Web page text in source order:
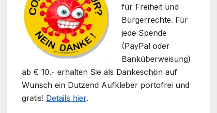
für Freiheit und
Bürgerrechte. Für
jede Spende
(PayPal oder
Banküberweisung)
ab € 10.- erhalten Sie als Dankeschön auf
Wunsch ein Dutzend Aufkleber portofrei und
gratis! Details hier.